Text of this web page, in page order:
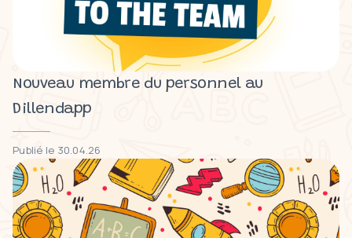
Nouveau membre du personnel au
Dillendapp
Publié le 30.04.26